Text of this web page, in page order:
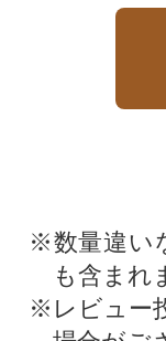
※数量違い
も含まれ
※レビュー